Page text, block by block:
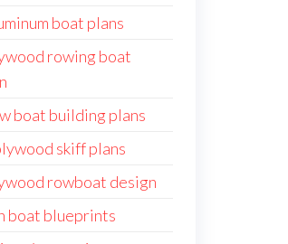
boat plans
rowing boat
boat building plans
skiff plans
rowboat design
boat blueprints